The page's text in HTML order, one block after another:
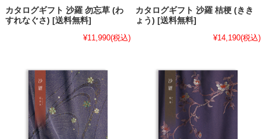
カタログギフト 沙羅 勿忘草 (わ
すれなぐさ) [送料無料]
¥11,990(税込)
カタログギフト 沙羅 桔梗 (きき
ょう) [送料無料]
¥14,190(税込)